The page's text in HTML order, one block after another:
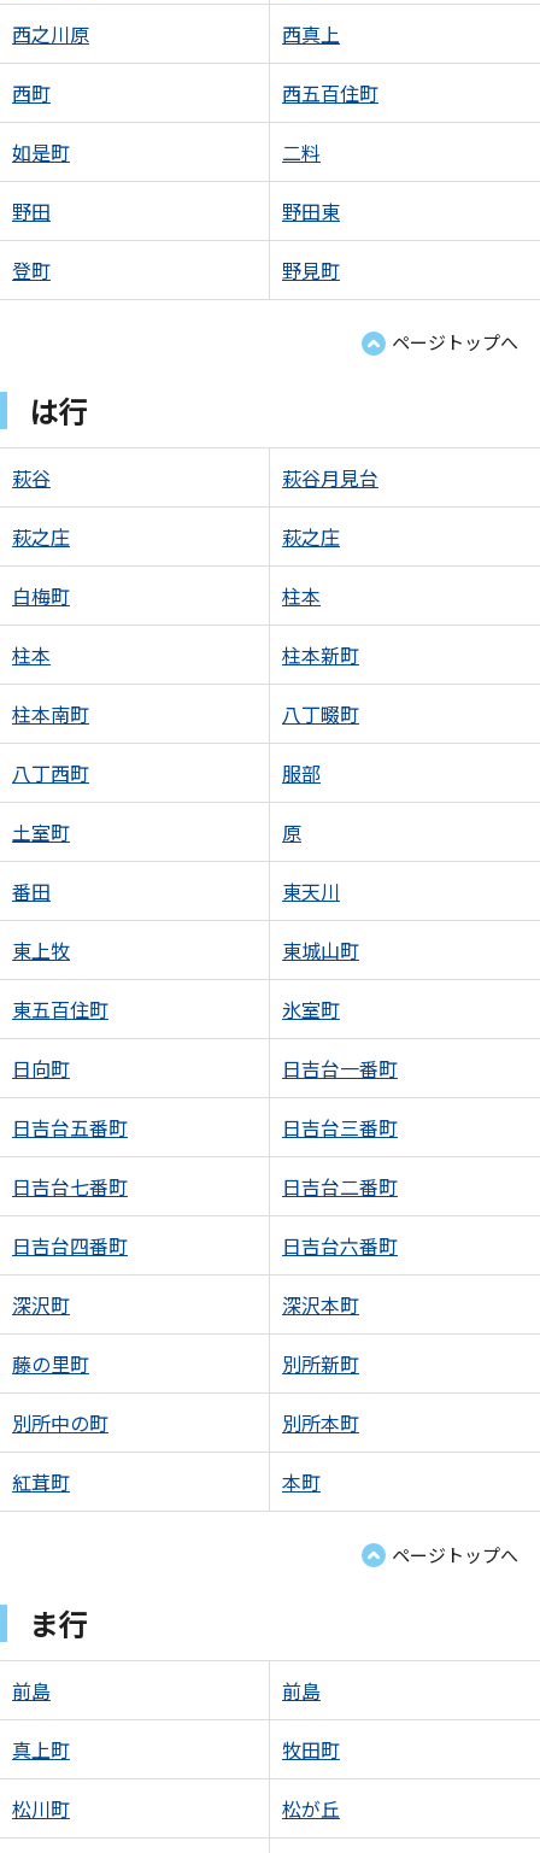
西之川原 西真上
西町 西五百住町
如是町 二料
野田 野田東
登町 野見町
ページトップへ
は行
萩谷 萩谷月見台
萩之庄 萩之庄
白梅町 柱本
柱本 柱本新町
柱本南町 八丁畷町
八丁西町 服部
土室町 原
番田 東天川
東上牧 東城山町
東五百住町 氷室町
日向町 日吉台一番町
日吉台五番町 日吉台三番町
日吉台七番町 日吉台二番町
日吉台四番町 日吉台六番町
深沢町 深沢本町
藤の里町 別所新町
別所中の町 別所本町
紅茸町 本町
ページトップへ
ま行
前島 前島
真上町 牧田町
松川町 松が丘